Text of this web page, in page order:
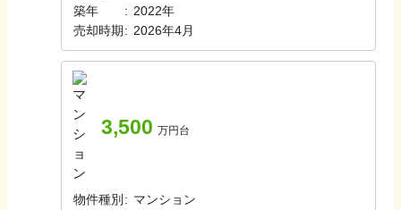
築年
: 2022年
売却時期 : 2026年4月
3,500 万円台
物件種別 : マンション